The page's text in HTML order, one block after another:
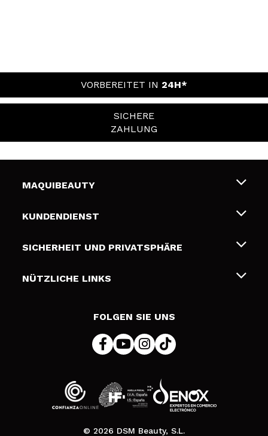
VORBEREITET IN 24H*
SICHERE
ZAHLUNG
MAQUIBEAUTY
Über uns
Geschenkkarten
KUNDENDIENST
Liefer- und Versandkosten
Zahlung
SICHERHEIT UND PRIVATSPHÄRE
Bedingungen und Datenschutz
NÜTZLICHE LINKS
FOLGEN SIE UNS
© 2026 DSM Beauty, S.L.